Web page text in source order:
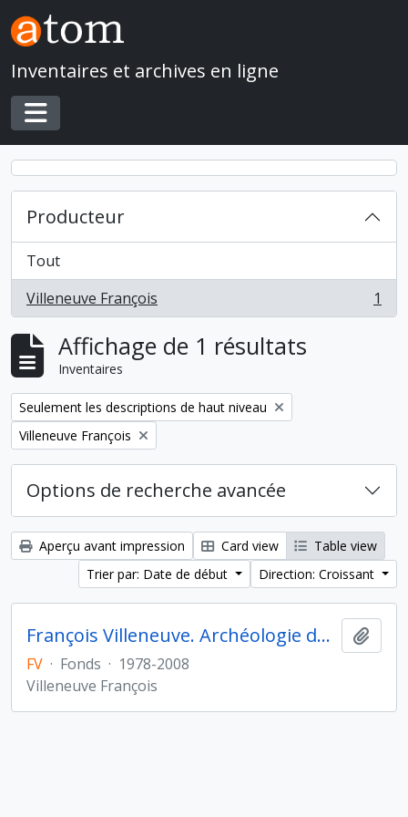
Skip to main content
Inventaires et archives en ligne
Toggle navigation
Producteur
Tout
Villeneuve François
, 1 résultats 1
Affichage de 1 résultats
Inventaires
Remove filter:
Seulement les descriptions de haut niveau
Remove filter:
Villeneuve François
Options de recherche avancée
Aperçu avant impression Card view
Table view
Trier par: Date de début
Direction: Croissant
François Villeneuve. Archéologie du Proche-Orient hellénistique et romain
FV · Fonds · 1978-2008
Villeneuve François